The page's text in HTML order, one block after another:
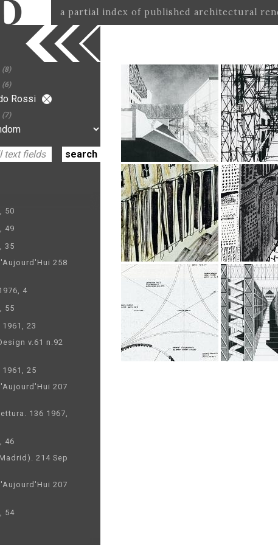
a partial index of published architectural
(8)
(6)
Rossi
(7)
50
49
35
258
4
55
23
v.61 n.92
25
207
136 1967,
46
214 Sep
207
54